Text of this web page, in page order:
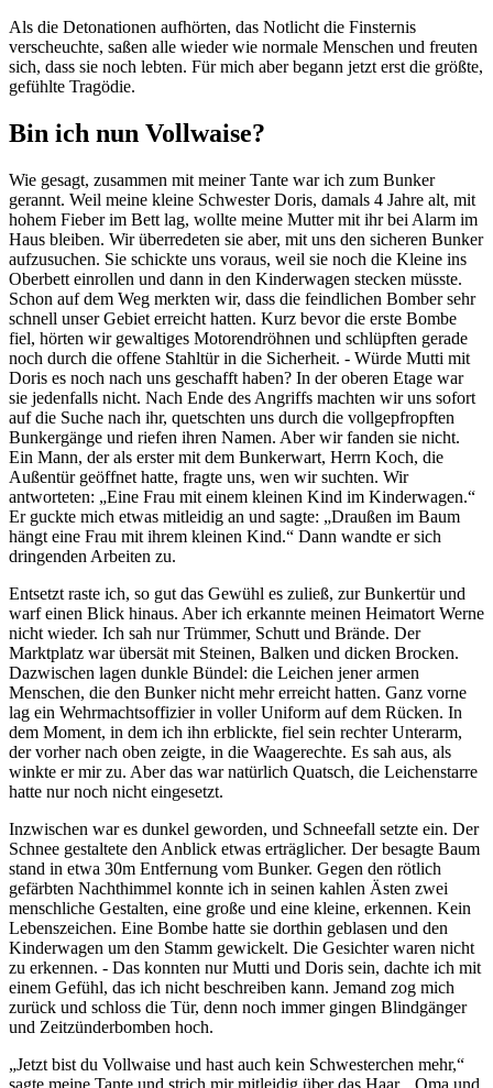
Als die Detonationen aufhörten, das Notlicht die Finsternis
verscheuchte, saßen alle wieder wie normale Menschen und freuten
sich, dass sie noch lebten. Für mich aber begann jetzt erst die größte,
gefühlte Tragödie.
Bin ich nun Vollwaise?
Wie gesagt, zusammen mit meiner Tante war ich zum Bunker
gerannt. Weil meine kleine Schwester Doris, damals 4 Jahre alt, mit
hohem Fieber im Bett lag, wollte meine Mutter mit ihr bei Alarm im
Haus bleiben. Wir überredeten sie aber, mit uns den sicheren Bunker
aufzusuchen. Sie schickte uns voraus, weil sie noch die Kleine ins
Oberbett einrollen und dann in den Kinderwagen stecken müsste.
Schon auf dem Weg merkten wir, dass die feindlichen Bomber sehr
schnell unser Gebiet erreicht hatten. Kurz bevor die erste Bombe
fiel, hörten wir gewaltiges Motorendröhnen und schlüpften gerade
noch durch die offene Stahltür in die Sicherheit. - Würde Mutti mit
Doris es noch nach uns geschafft haben? In der oberen Etage war
sie jedenfalls nicht. Nach Ende des Angriffs machten wir uns sofort
auf die Suche nach ihr, quetschten uns durch die vollgepfropften
Bunkergänge und riefen ihren Namen. Aber wir fanden sie nicht.
Ein Mann, der als erster mit dem Bunkerwart, Herrn Koch, die
Außentür geöffnet hatte, fragte uns, wen wir suchten. Wir
antworteten:
Eine Frau mit einem kleinen Kind im Kinderwagen.
Er guckte mich etwas mitleidig an und sagte:
Draußen im Baum
hängt eine Frau mit ihrem kleinen Kind.
Dann wandte er sich
dringenden Arbeiten zu.
Entsetzt raste ich, so gut das Gewühl es zuließ, zur Bunkertür und
warf einen Blick hinaus. Aber ich erkannte meinen Heimatort Werne
nicht wieder. Ich sah nur Trümmer, Schutt und Brände. Der
Marktplatz war übersät mit Steinen, Balken und dicken Brocken.
Dazwischen lagen dunkle Bündel: die Leichen jener armen
Menschen, die den Bunker nicht mehr erreicht hatten. Ganz vorne
lag ein Wehrmachtsoffizier in voller Uniform auf dem Rücken. In
dem Moment, in dem ich ihn erblickte, fiel sein rechter Unterarm,
der vorher nach oben zeigte, in die Waagerechte. Es sah aus, als
winkte er mir zu. Aber das war natürlich Quatsch, die Leichenstarre
hatte nur noch nicht eingesetzt.
Inzwischen war es dunkel geworden, und Schneefall setzte ein. Der
Schnee gestaltete den Anblick etwas erträglicher. Der besagte Baum
stand in etwa 30m Entfernung vom Bunker. Gegen den rötlich
gefärbten Nachthimmel konnte ich in seinen kahlen Ästen zwei
menschliche Gestalten, eine große und eine kleine, erkennen. Kein
Lebenszeichen. Eine Bombe hatte sie dorthin geblasen und den
Kinderwagen um den Stamm gewickelt. Die Gesichter waren nicht
zu erkennen. - Das konnten nur Mutti und Doris sein, dachte ich mit
einem Gefühl, das ich nicht beschreiben kann. Jemand zog mich
zurück und schloss die Tür, denn noch immer gingen Blindgänger
und Zeitzünderbomben hoch.
Jetzt bist du Vollwaise und hast auch kein Schwesterchen mehr,
sagte meine Tante und strich mir mitleidig über das Haar.
Oma und